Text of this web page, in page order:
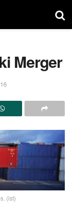
Merger
(ist)